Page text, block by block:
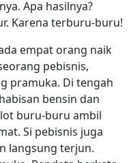
Apa hasilnya?
Karena terburu-buru!
empat orang naik
pebisnis,
pramuka. Di tengah
bensin dan
buru-buru ambil
Si pebisnis juga
langsung terjun.